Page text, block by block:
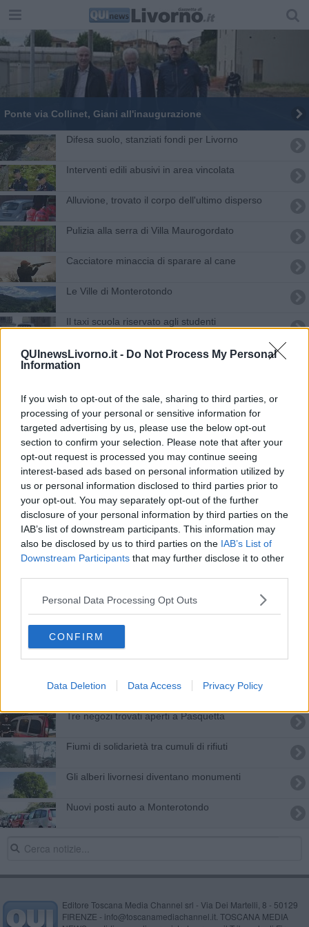
QUInewsLivorno.it - Do Not Process My Personal
Information
If you wish to opt-out of the sale, sharing to third parties, or
processing of your personal or sensitive information for
targeted advertising by us, please use the below opt-out
section to confirm your selection. Please note that after your
opt-out request is processed you may continue seeing
interest-based ads based on personal information utilized by
us or personal information disclosed to third parties prior to
your opt-out. You may separately opt-out of the further
disclosure of your personal information by third parties on the
IAB’s list of downstream participants. This information may
also be disclosed by us to third parties on the IAB’s List of
Downstream Participants that may further disclose it to other
Personal Data Processing Opt Outs
CONFIRM
Data Deletion Data Access Privacy Policy
Ponte via Collinet, Giani all'inaugurazione
Difesa suolo, stanziati fondi per Livorno
Interventi edili abusivi in area vincolata
Alluvione, trovato il corpo dell'ultimo disperso
Pulizia alla serra di Villa Maurogordato
Cacciatore minaccia di sparare al cane
Le Ville di Monterotondo
Il taxi scuola riservato agli studenti
Tagli di alberi irregolari e rifiuti nei boschi
Oltre 33mila euro per i giovani volontari
Riapre via di Salviano
Tre morti accertati, vittime anche in centro
27 nuovi ambiti per il turismo in Toscana
Usl, nuova asta con 26 immobili
Giorno della Memoria, le iniziative a Livorno
Banda ultralarga, un voucher per le famiglie
Abbatte 30 piante nel bosco
Dalle multe 2,5 milioni per la sicurezza stradale
Tre negozi trovati aperti a Pasquetta
Fiumi di solidarietà tra cumuli di rifiuti
Gli alberi livornesi diventano monumenti
Nuovi posti auto a Monterotondo
Editore Toscana Media Channel srl - Via Dei Martelli, 8 - 50129
FIRENZE - info@toscanamediachannel.it. TOSCANA MEDIA